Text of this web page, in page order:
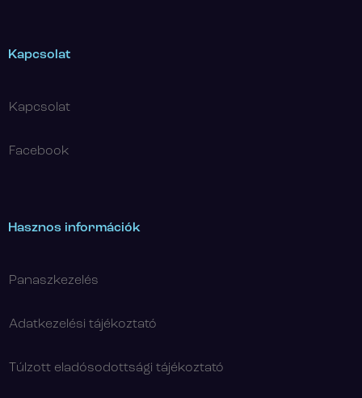
Kapcsolat
Kapcsolat
Facebook
Hasznos információk
Panaszkezelés
Adatkezelési tájékoztató
Túlzott eladósodottsági tájékoztató